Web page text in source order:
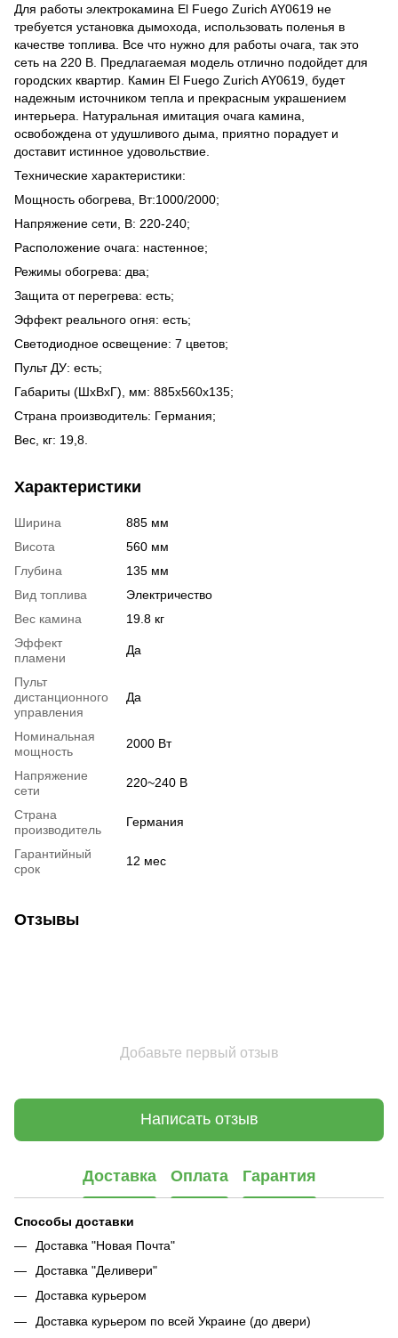
Для работы электрокамина El Fuego Zurich AY0619 не
требуется установка дымохода, использовать поленья в
качестве топлива. Все что нужно для работы очага, так это
сеть на 220 В. Предлагаемая модель отлично подойдет для
городских квартир. Камин El Fuego Zurich AY0619, будет
надежным источником тепла и прекрасным украшением
интерьера. Натуральная имитация очага камина,
освобождена от удушливого дыма, приятно порадует и
доставит истинное удовольствие.
Технические характеристики:
Мощность обогрева, Вт:1000/2000;
Напряжение сети, В: 220-240;
Расположение очага: настенное;
Режимы обогрева: два;
Защита от перегрева: есть;
Эффект реального огня: есть;
Светодиодное освещение: 7 цветов;
Пульт ДУ: есть;
Габариты (ШхВхГ), мм: 885х560х135;
Страна производитель: Германия;
Вес, кг: 19,8.
Характеристики
Ширина
885 мм
Висота
560 мм
Глубина
135 мм
Вид топлива
Электричество
Вес камина
19.8 кг
Эффект
пламени
Да
Пульт
дистанционного
управления
Да
Номинальная
мощность
2000 Вт
Напряжение
сети
220~240 В
Страна
производитель
Германия
Гарантийный
срок
12 мес
Отзывы
Добавьте первый отзыв
Написать отзыв
Доставка Оплата Гарантия
Способы доставки
Доставка "Новая Почта"
Доставка "Деливери"
Доставка курьером
Доставка курьером по всей Украине (до двери)